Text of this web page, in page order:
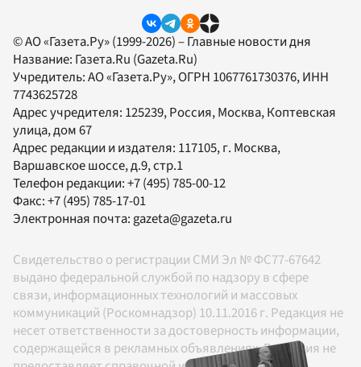
© АО «Газета.Ру» (1999-2026) – Главные новости дня
Название: Газета.Ru (Gazeta.Ru)
Учредитель:АО «Газета.Ру», ОГРН 1067761730376, ИНН
7743625728
Адрес учредителя: 125239, Россия, Москва, Коптевская
улица, дом 67
Адрес редакции и издателя: 117105, г. Москва,
Варшавское шоссе, д.9, стр.1
Телефон редакции:+7 (495) 785-00-12
Факс:+7 (495) 785-17-01
Электронная почта:gazeta@gazeta.ru
Свидетельство о регистрации СМИ Эл № ФС77-67642
выдано федеральной службой по надзору в сфере
связи, информационных технологий и массовых
коммуникаций (Роскомнадзор) 10.11.2016 г. Редакция не
несет ответственности за достоверность информации,
содержащейся в рекламных объявлениях. Редакция не